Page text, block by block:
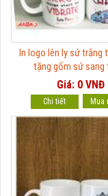
In logo lên ly sứ trắng
tặng gốm sứ sang
Giá: 0 VNĐ
Chi tiết